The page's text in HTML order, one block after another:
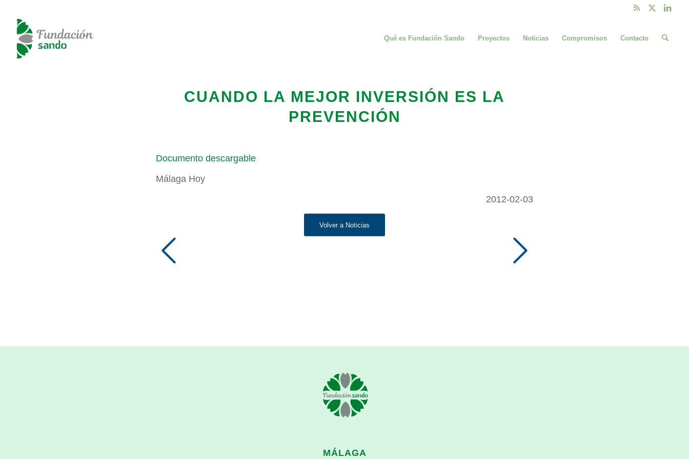
Qué es Fundación Sando Proyectos Noticias Compromisos Contacto
CUANDO LA MEJOR INVERSIÓN ES LA
PREVENCIÓN
Documento descargable
Málaga Hoy
2012-02-03
Volver a Noticias
MÁLAGA